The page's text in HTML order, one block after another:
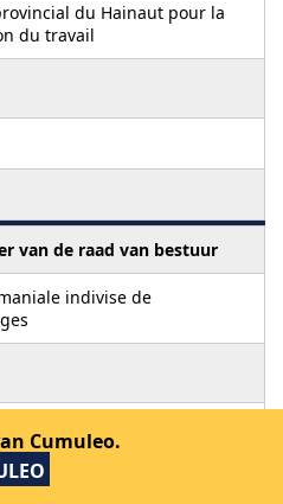
du Hainaut pour la
du travail
van de raad van bestuur
indivise de
Cumuleo.